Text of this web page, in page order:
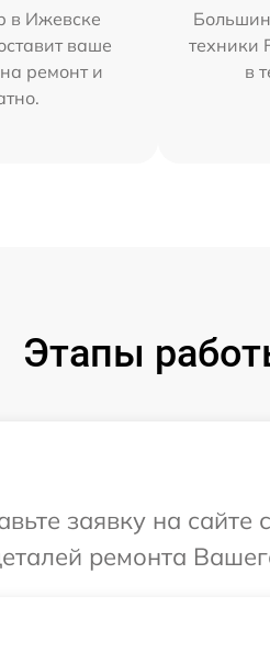
в Ижевске
ваше
ремонт и
техники
в
Этапы
заявку на
ремонта